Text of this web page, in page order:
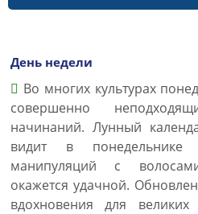
День недели
Во многих культурах
совершенно
начинаний. Лунный
видит в
манипуляций с
окажется удачной.
вдохновения для